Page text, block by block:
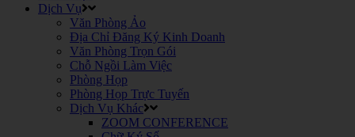
Dịch Vụ
Văn Phòng Ảo
Địa Chỉ Đăng Ký Kinh Doanh
Văn Phòng Trọn Gói
Chỗ Ngồi Làm Việc
Phòng Họp
Phòng Họp Trực Tuyến
Dịch Vụ Khác
ZOOM CONFERENCE